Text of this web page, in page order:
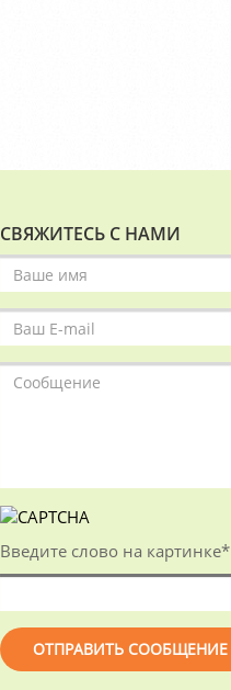
СВЯЖИТЕСЬ С НАМИ
Введите слово на картинке*